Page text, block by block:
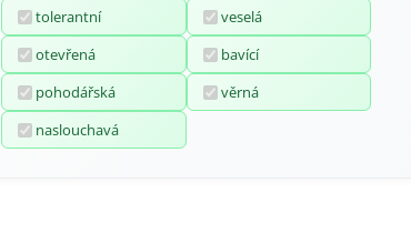
tolerantní
veselá
otevřená
bavící
pohodářská
věrná
naslouchavá